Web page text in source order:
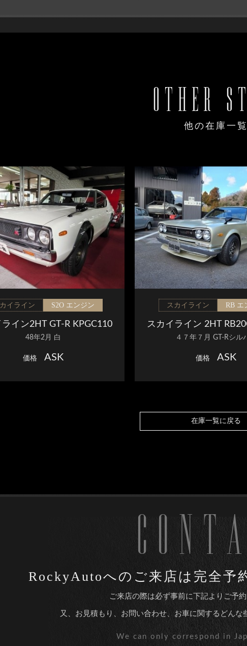
OTHER
他の在庫一覧
イライン S2O エンジン
イン2HT GT-R KPGC110
48年2月 白
価格 ASK
スカイライン RB エ
スカイライン 2HT
４７年７月 GT-Rシル
価格 ASK
在庫一覧に戻る
RockyAutoへのご来店は 完全予
ご来店の際は必ず事前に下記より ご予
又、お見積もり、お問い合わせ、お車に関する どんな
We can only correspond in